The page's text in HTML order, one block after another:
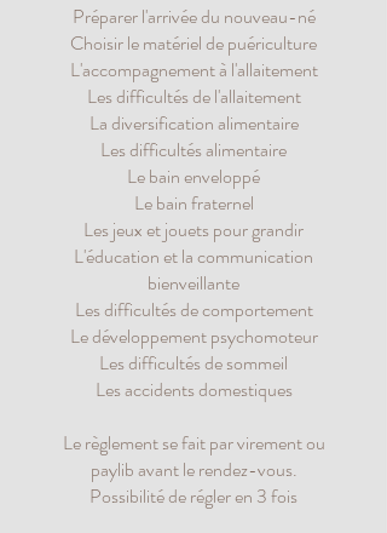
Préparer l'arrivée du nouveau-né
Choisir le matériel de puériculture
L'accompagnement à l'allaitement
Les difficultés de l'allaitement
La diversification alimentaire
Les difficultés alimentaire
Le bain enveloppé
Le bain fraternel
Les jeux et jouets pour grandir
L'éducation et la communication
bienveillante
Les difficultés de comportement
Le développement psychomoteur
Les difficultés de sommeil
Les accidents domestiques
Le règlement se fait par virement ou
paylib avant le rendez-vous.
Possibilité de régler en 3 fois